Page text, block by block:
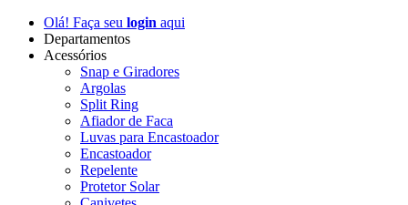
Olá! Faça seu login aqui
Departamentos
Acessórios
Snap e Giradores
Argolas
Split Ring
Afiador de Faca
Luvas para Encastoador
Encastoador
Repelente
Protetor Solar